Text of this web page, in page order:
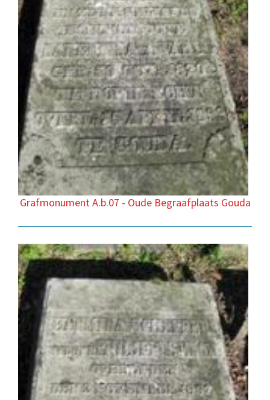
Grafmonument A.b.07 - Oude Begraafplaats Gouda